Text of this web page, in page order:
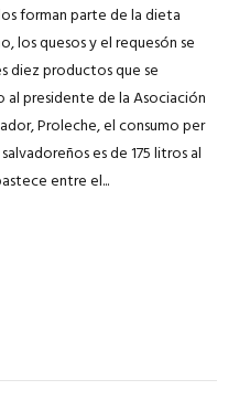
forman parte de la dieta
los quesos y el requesón se
diez productos que se
al presidente de la Asociación
Proleche, el consumo per
es de 175 litros al
entre el...